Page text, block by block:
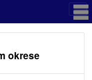
okrese